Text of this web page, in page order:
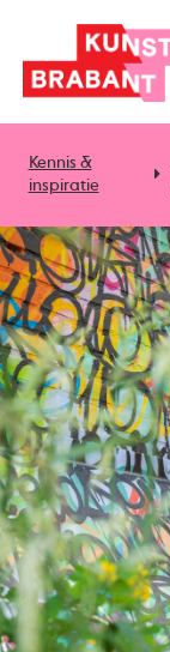
Kennis &
inspiratie